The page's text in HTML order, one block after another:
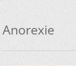
Anorexie